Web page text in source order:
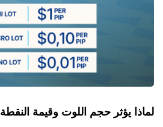
لماذا يؤثر حجم اللوت وقيمة